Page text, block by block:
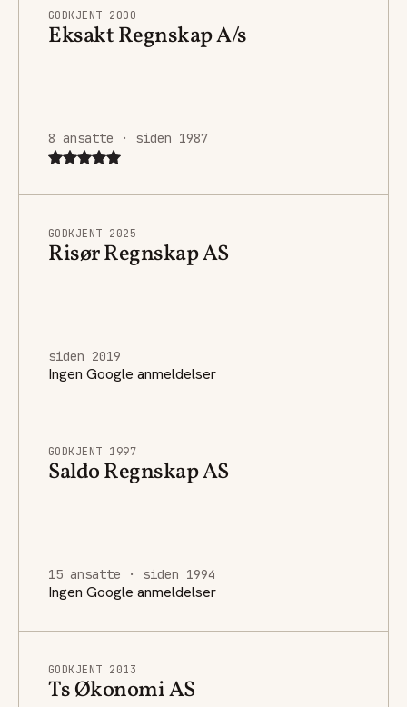
GODKJENT 2000
Eksakt Regnskap A/s
8 ansatte · siden 1987
GODKJENT 2025
Risør Regnskap AS
siden 2019
Ingen Google anmeldelser
GODKJENT 1997
Saldo Regnskap AS
15 ansatte · siden 1994
Ingen Google anmeldelser
GODKJENT 2013
Ts Økonomi AS